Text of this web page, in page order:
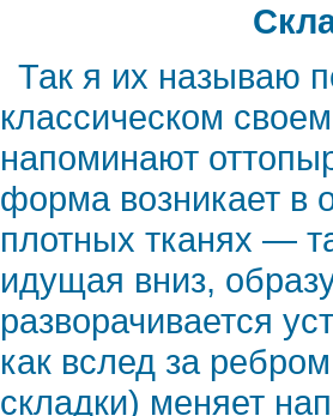
Так я их называю
классическом
напоминают
форма возникает в
плотных тканях —
идущая вниз,
разворачивается
как вслед за
складки) меняет